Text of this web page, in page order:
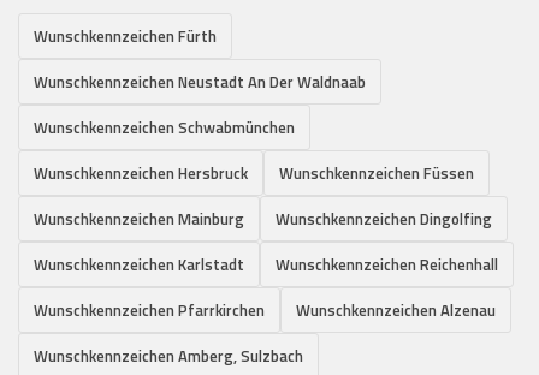
Wunschkennzeichen Fürth
Wunschkennzeichen Neustadt An Der Waldnaab
Wunschkennzeichen Schwabmünchen
Wunschkennzeichen Hersbruck
Wunschkennzeichen Füssen
Wunschkennzeichen Mainburg
Wunschkennzeichen Dingolfing
Wunschkennzeichen Karlstadt
Wunschkennzeichen Reichenhall
Wunschkennzeichen Pfarrkirchen
Wunschkennzeichen Alzenau
Wunschkennzeichen Amberg, Sulzbach